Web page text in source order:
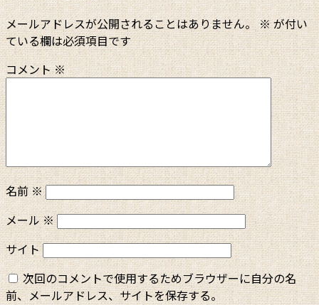
メールアドレスが公開されることはありません。※が付い
ている欄は必須項目です
コメント※
名前※
メール※
サイト
次回のコメントで使用するためブラウザーに自分の名
前、メールアドレス、サイトを保存する。